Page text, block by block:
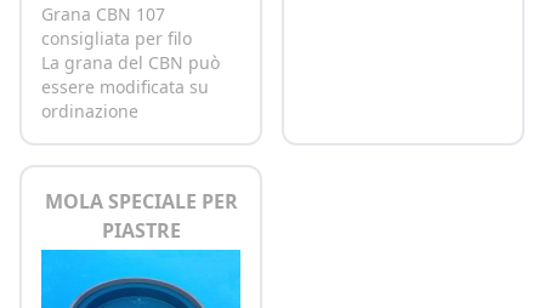
Grana CBN 107
consigliata per filo
La grana del CBN può
essere modificata su
ordinazione
MOLA SPECIALE PER
PIASTRE